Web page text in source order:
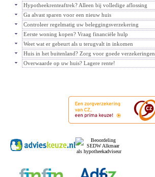
Hypotheekrenteaftrek? Alleen bij volledige aflossing
Ga alvast sparen voor een nieuw huis
Controleer regelmatig uw beleggingsverzekering
Eerste woning kopen? Vraag financiële hulp
Weet wat er gebeurt als u terugvalt in inkomen
Huis in het buitenland? Zorg voor goede verzekeringen
Overwaarde op uw huis? Lagere rente!